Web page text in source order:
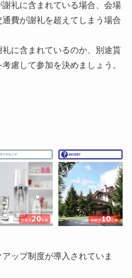
礼に含まれている場合、会場
費が謝礼を超えてしまう場合
に含まれているのか、別途貰
慮して参加を決めましょう。
ップ制度が導入されていま